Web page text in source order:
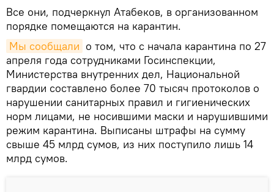
Все они, подчеркнул Атабеков, в организованном
порядке помещаются на карантин.
Мы сообщали о том, что с начала карантина по 27
апреля года сотрудниками Госинспекции,
Министерства внутренних дел, Национальной
гвардии составлено более 70 тысяч протоколов о
нарушении санитарных правил и гигиенических
норм лицами, не носившими маски и нарушившими
режим карантина. Выписаны штрафы на сумму
свыше 45 млрд сумов, из них поступило лишь 14
млрд сумов.